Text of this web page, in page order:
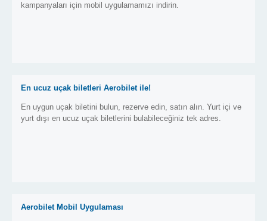
kampanyaları için mobil uygulamamızı indirin.
En ucuz uçak biletleri Aerobilet ile!
En uygun uçak biletini bulun, rezerve edin, satın alın. Yurt içi ve
yurt dışı en ucuz uçak biletlerini bulabileceğiniz tek adres.
Aerobilet Mobil Uygulaması